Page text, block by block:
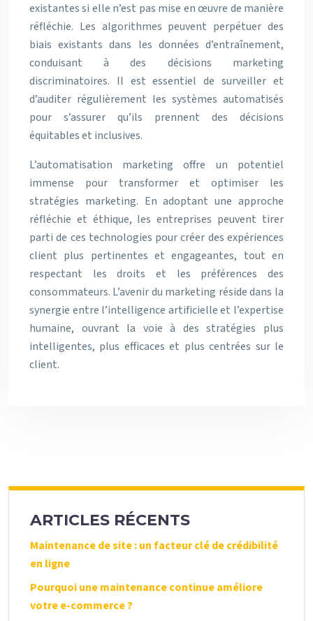
existantes si elle n’est pas mise en œuvre de manière
réfléchie. Les algorithmes peuvent perpétuer des
biais existants dans les données d’entraînement,
conduisant à des décisions marketing
discriminatoires. Il est essentiel de surveiller et
d’auditer régulièrement les systèmes automatisés
pour s’assurer qu’ils prennent des décisions
équitables et inclusives.
L’automatisation marketing offre un potentiel
immense pour transformer et optimiser les
stratégies marketing. En adoptant une approche
réfléchie et éthique, les entreprises peuvent tirer
parti de ces technologies pour créer des expériences
client plus pertinentes et engageantes, tout en
respectant les droits et les préférences des
consommateurs. L’avenir du marketing réside dans la
synergie entre l’intelligence artificielle et l’expertise
humaine, ouvrant la voie à des stratégies plus
intelligentes, plus efficaces et plus centrées sur le
client.
ARTICLES RÉCENTS
Maintenance de site : un facteur clé de crédibilité
en ligne
Pourquoi une maintenance continue améliore
votre e-commerce ?